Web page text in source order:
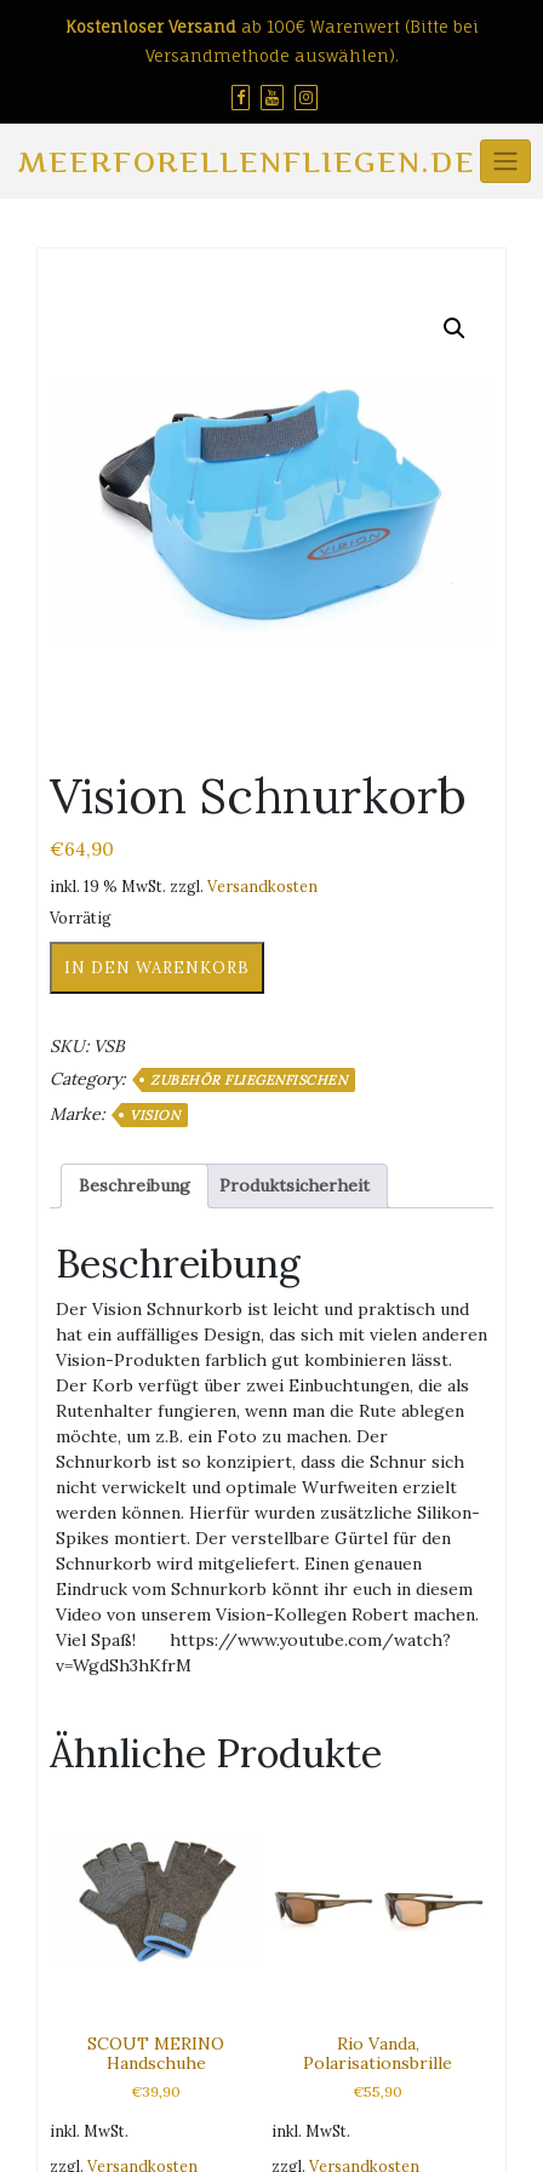
Kostenloser Versandab 100€ Warenwert (Bitte bei
Versandmethode auswählen).
MEERFORELLENFLIEGEN.DE
Vision Schnurkorb
€64,90
inkl. 19 % MwSt. zzgl. Versandkosten
Vorrätig
Schnurkorb
IN DEN WARENKORB
SKU: VSB
Category:
ZUBEHÖR FLIEGENFISCHEN
Marke: VISION
Beschreibung Produktsicherheit
Beschreibung
Der Vision Schnurkorb ist leicht und praktisch und
hat ein auffälliges Design, das sich mit vielen anderen
Vision-Produkten farblich gut kombinieren lässt.
Der Korb verfügt über zwei Einbuchtungen, die als
Rutenhalter fungieren, wenn man die Rute ablegen
möchte, um z.B. ein Foto zu machen. Der
Schnurkorb ist so konzipiert, dass die Schnur sich
nicht verwickelt und optimale Wurfweiten erzielt
werden können. Hierfür wurden zusätzliche Silikon-
Spikes montiert. Der verstellbare Gürtel für den
Schnurkorb wird mitgeliefert. Einen genauen
Eindruck vom Schnurkorb könnt ihr euch in diesem
Video von unserem Vision-Kollegen Robert machen.
Viel Spaß! https://www.youtube.com/watch?
v=WgdSh3hKfrM
Ähnliche Produkte
SCOUT MERINO
Handschuhe
€39,90
inkl. MwSt.
zzgl. Versandkosten
Rio Vanda,
Polarisationsbrille
€55,90
inkl. MwSt.
zzgl.Versandkosten